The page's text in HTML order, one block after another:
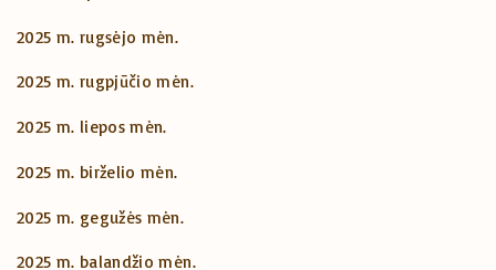
2025 m. rugsėjo mėn.
2025 m. rugpjūčio mėn.
2025 m. liepos mėn.
2025 m. birželio mėn.
2025 m. gegužės mėn.
2025 m. balandžio mėn.